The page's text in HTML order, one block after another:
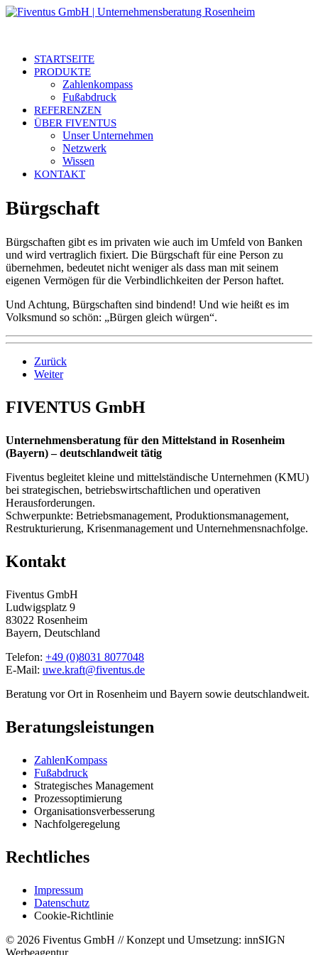
STARTSEITE
PRODUKTE
Zahlenkompass
Fußabdruck
REFERENZEN
ÜBER FIVENTUS
Unser Unternehmen
Netzwerk
Wissen
KONTAKT
Bürgschaft
Bürgschaften gibt es im privaten wie auch im Umfeld von Banken
und wird vertraglich fixiert. Die Bürgschaft für eine Person zu
übernehmen, bedeutet nicht weniger als dass man mit seinem
eigenen Vermögen für die Verbindlichkeiten der Person haftet.
Und Achtung, Bürgschaften sind bindend! Und wie heißt es im
Volksmund so schön: „Bürgen gleich würgen“.
Zurück
Weiter
FIVENTUS GmbH
Unternehmensberatung für den Mittelstand in Rosenheim
(Bayern) – deutschlandweit tätig
Fiventus begleitet kleine und mittelständische Unternehmen (KMU)
bei strategischen, betriebswirtschaftlichen und operativen
Herausforderungen.
Schwerpunkte: Betriebsmanagement, Produktionsmanagement,
Restrukturierung, Krisenmanagement und Unternehmensnachfolge.
Kontakt
Fiventus GmbH
Ludwigsplatz 9
83022 Rosenheim
Bayern, Deutschland
Telefon: +49 (0)8031 8077048
E-Mail: uwe.kraft@fiventus.de
Beratung vor Ort in Rosenheim und Bayern sowie deutschlandweit.
Beratungsleistungen
ZahlenKompass
Fußabdruck
Strategisches Management
Prozessoptimierung
Organisationsverbesserung
Nachfolgeregelung
Rechtliches
Impressum
Datenschutz
Cookie-Richtlinie
© 2026 Fiventus GmbH // Konzept und Umsetzung: innSIGN